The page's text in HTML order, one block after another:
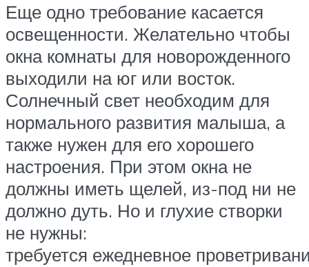
Еще одно требование касается
освещенности. Желательно чтобы
окна комнаты для новорожденного
выходили на юг или восток.
Солнечный свет необходим для
нормального развития малыша, а
также нужен для его хорошего
настроения. При этом окна не
должны иметь щелей, из-под ни не
должно дуть. Но и глухие створки
не нужны:
требуется ежедневное